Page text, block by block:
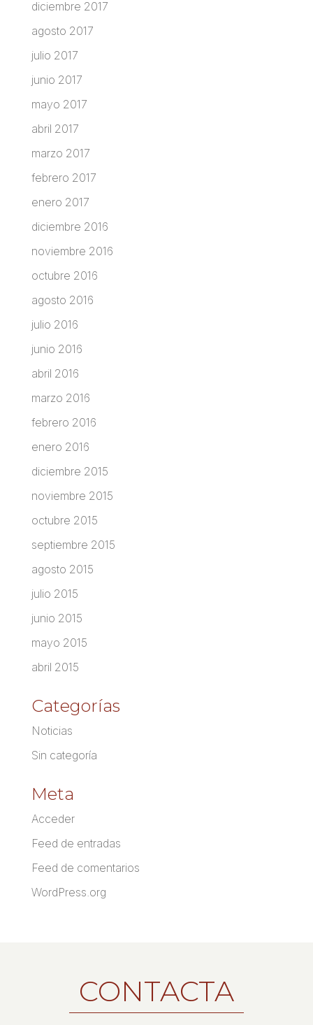
diciembre 2017
agosto 2017
julio 2017
junio 2017
mayo 2017
abril 2017
marzo 2017
febrero 2017
enero 2017
diciembre 2016
noviembre 2016
octubre 2016
agosto 2016
julio 2016
junio 2016
abril 2016
marzo 2016
febrero 2016
enero 2016
diciembre 2015
noviembre 2015
octubre 2015
septiembre 2015
agosto 2015
julio 2015
junio 2015
mayo 2015
abril 2015
Categorías
Noticias
Sin categoría
Meta
Acceder
Feed de entradas
Feed de comentarios
WordPress.org
CONTACTA